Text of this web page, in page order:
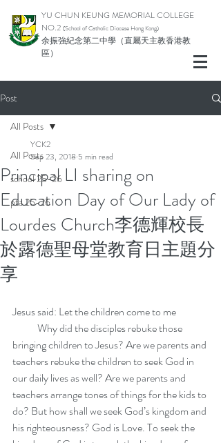
YU CHUN KEUNG MEMORIAL COLLEGE
NO.2 (School of Catholic Diocese Hong Kong)
余振強紀念第二中學（直屬天主教香港教
區）
Post
All Posts
school 25-26
pta 25-26
All Posts
Principal LI sharing on
Education Day of Our Lady of
Lourdes Church李德輝校長
於露德聖母堂教育日主題分
享
YCK2
Sep 23, 2018 5 min read
Jesus said: Let the children come to me
bringing children to Jesus? Are we parents and
teachers rebuke the children to seek God in
our daily lives as well? Are we parents and
teachers arrange tones of things for the kids to
do? But how shall we seek God’s kingdom and
his righteousness? God is Love. To seek the